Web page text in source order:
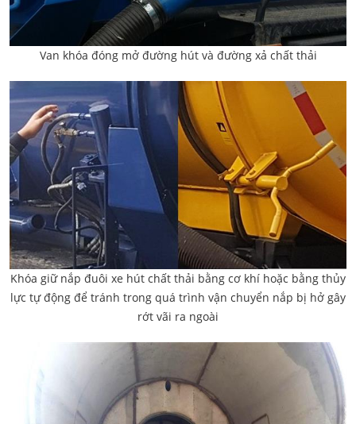
Van khóa đóng mở đường hút và đường xả chất thải
Khóa giữ nắp đuôi xe hút chất thải bằng cơ khí hoặc bằng thủy
lực tự động để tránh trong quá trình vận chuyển nắp bị hở gây
rớt vãi ra ngoài